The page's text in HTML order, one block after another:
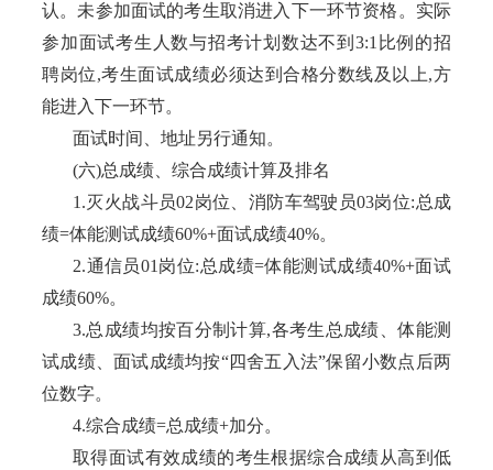
认。未参加面试的考生取消进入下一环节资格。实际
参加面试考生人数与招考计划数达不到3:1比例的招
聘岗位,考生面试成绩必须达到合格分数线及以上,方
能进入下一环节。
面试时间、地址另行通知。
(六)总成绩、综合成绩计算及排名
1.灭火战斗员02岗位、消防车驾驶员03岗位:总成
绩=体能测试成绩60%+面试成绩40%。
2.通信员01岗位:总成绩=体能测试成绩40%+面试
成绩60%。
3.总成绩均按百分制计算,各考生总成绩、体能测
试成绩、面试成绩均按“四舍五入法”保留小数点后两
位数字。
4.综合成绩=总成绩+加分。
取得面试有效成绩的考生根据综合成绩从高到低